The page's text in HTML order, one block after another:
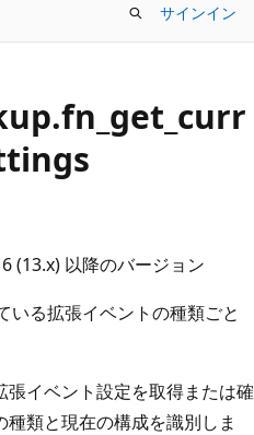
サインイン
(13.x) 以降のバージョン
る拡張イベントの種類ごと
イベント設定を取得または確
類と現在の構成を識別しま